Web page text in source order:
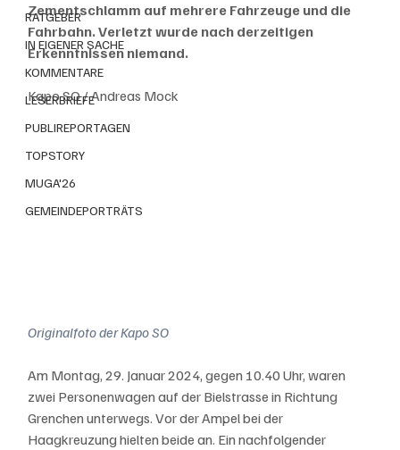
RATGEBER
IN EIGENER SACHE
KOMMENTARE
LESERBRIEFE
PUBLIREPORTAGEN
TOPSTORY
MUGA'26
GEMEINDEPORTRÄTS
Zementschlamm auf mehrere Fahrzeuge und die
Fahrbahn. Verletzt wurde nach derzeitigen
Erkenntnissen niemand.
Kapo SO / Andreas Mock
Originalfoto der Kapo SO
Am Montag, 29. Januar 2024, gegen 10.40 Uhr, waren
zwei Personenwagen auf der Bielstrasse in Richtung
Grenchen unterwegs. Vor der Ampel bei der
Haagkreuzung hielten beide an. Ein nachfolgender